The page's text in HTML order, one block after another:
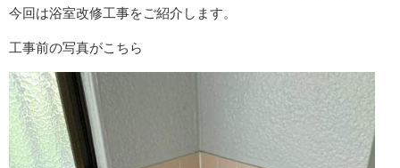
今回は浴室改修工事をご紹介します。
工事前の写真がこちら